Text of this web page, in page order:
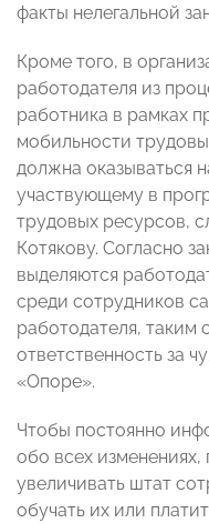
факты нелегальной
Кроме того, в
работодателя из
работника в рамках
мобильности
должна оказываться
участвующему в
трудовых ресурсов,
Котякову. Согласно
выделяются
среди сотрудников
работодателя, таким
ответственность за
«Опоре».
Чтобы постоянно
обо всех
увеличивать штат
обучать их или